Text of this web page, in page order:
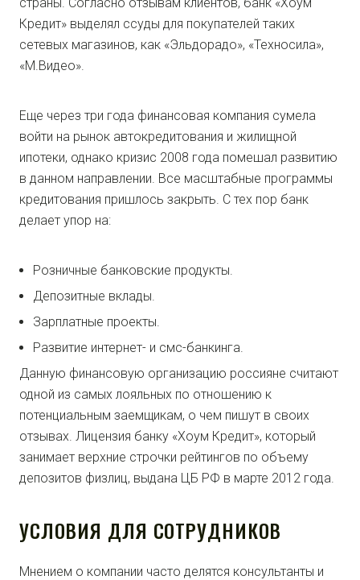
Кредит» выделял ссуды для покупателей таких
сетевых магазинов, как «Эльдорадо», «Техносила»,
«М.Видео».
Еще через три года финансовая компания сумела
войти на рынок автокредитования и жилищной
ипотеки, однако кризис 2008 года помешал развитию
в данном направлении. Все масштабные программы
кредитования пришлось закрыть. С тех пор банк
делает упор на:
Розничные банковские продукты.
Депозитные вклады.
Зарплатные проекты.
Развитие интернет- и смс-банкинга.
Данную финансовую организацию россияне считают
одной из самых лояльных по отношению к
потенциальным заемщикам, о чем пишут в своих
отзывах. Лицензия банку «Хоум Кредит», который
занимает верхние строчки рейтингов по объему
депозитов физлиц, выдана ЦБ РФ в марте 2012 года.
УСЛОВИЯ ДЛЯ СОТРУДНИКОВ
Мнением о компании часто делятся консультанты и